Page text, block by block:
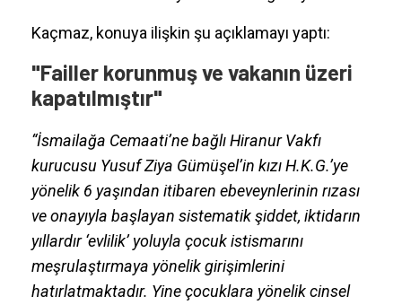
Kaçmaz, konuya ilişkin şu açıklamayı yaptı:
"Failler korunmuş ve vakanın üzeri
kapatılmıştır"
“İsmailağa Cemaati’ne bağlı Hiranur Vakfı
kurucusu Yusuf Ziya Gümüşel’in kızı H.K.G.’ye
yönelik 6 yaşından itibaren ebeveynlerinin rızası
ve onayıyla başlayan sistematik şiddet, iktidarın
yıllardır ‘evlilik’ yoluyla çocuk istismarını
meşrulaştırmaya yönelik girişimlerini
hatırlatmaktadır. Yine çocuklara yönelik cinsel